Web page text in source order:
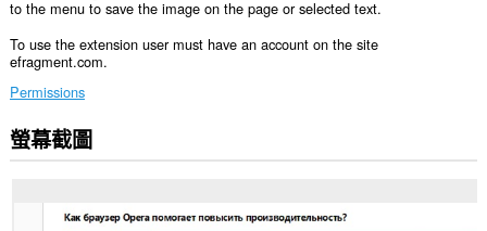
to the menu to save the image on the page or selected text.
To use the extension user must have an account on the site
efragment.com.
Permissions
這
個
螢幕截圖